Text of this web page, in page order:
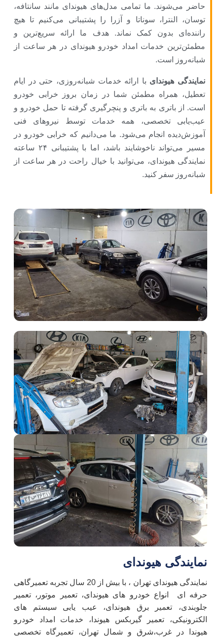
حاضر می‌شوند. ما تمامی مدل‌های هیوندای مانند سانتافه،
توسان، النترا، سوناتا و آزرا را پشتیبانی می‌کنیم تا هیچ
راننده‌ای بدون کمک نماند. هدف ما ارائه سریع‌ترین و
مطمئن‌ترین خدمات امداد خودرو هیوندای در هر ساعت از
شبانه‌روز است.
نمایندگی هیوندای با ارائه خدمات شبانه‌روزی، حتی در ایام
تعطیل، همراه مطمئن شما در زمان بروز خرابی خودرو
است. از باتری به باتری و پنچرگیری گرفته تا حمل خودرو و
عیب‌یابی تخصصی، همه خدمات توسط نیروهای فنی
آموزش‌دیده انجام می‌شود. ما می‌دانیم که خرابی خودرو در
مسیر می‌تواند ناخوشایند باشد، اما با پشتیبانی ۲۴ ساعته
نمایندگی هیوندای، می‌توانید با خیال راحت در هر ساعت از
شبانه‌روز سفر کنید.
نمایندگی هیوندای
نمایندگی هیوندای تهران ، با بیش از 20 سال تجربه تعمیرگاهی
حرفه ای انواع خودرو های هیوندای، تعمیر موتور، تعمیر
جلوبندی، تعمیر برق هیوندای، عیب یابی سیستم های
الکترونیکی، تعمیر گیربکس هیوندا، خدمات امداد خودرو
هیوندا در غرب،شرق و شمال تهران، تعمیرگاه تخصصی